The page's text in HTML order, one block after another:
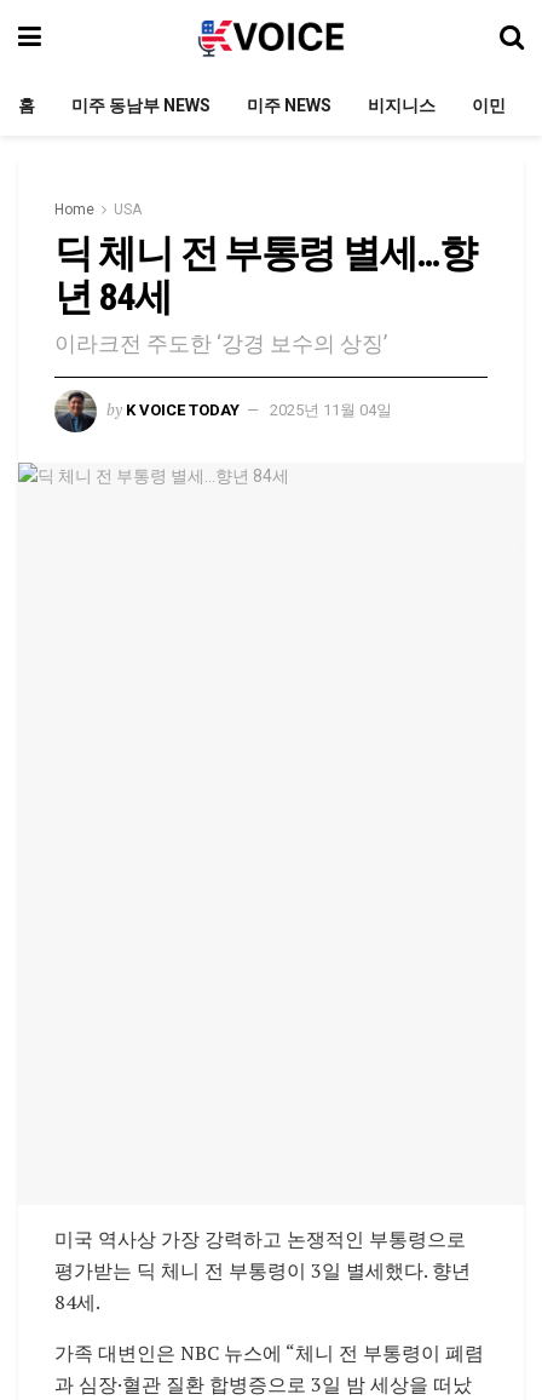
홈 미주 동남부 NEWS 미주 NEWS 비지니스 이민
Home USA
딕 체니 전 부통령 별세…향
년 84세
이라크전 주도한 ‘강경 보수의 상징’
by K VOICE TODAY 2025년 11월 04일
미국 역사상 가장 강력하고 논쟁적인 부통령으로
평가받는 딕 체니 전 부통령이 3일 별세했다. 향년
84세.
가족 대변인은 NBC 뉴스에 “체니 전 부통령이 폐렴
과 심장·혈관 질환 합병증으로 3일 밤 세상을 떠났